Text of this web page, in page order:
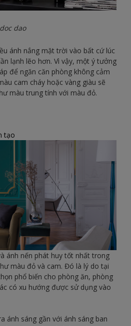
dao
ánh nắng mặt trời vào bất cứ lúc
lạnh lẽo hơn. Vì vậy, một ý tưởng
áp để ngăn căn phòng không cảm
cam cháy hoặc vàng giàu sẽ
màu trung tính với màu đỏ.
tạo
ánh nến phát huy tốt nhất trong
màu đỏ và cam. Đó là lý do tại
phổ biến cho phòng ăn, phòng
có xu hướng được sử dụng vào
ánh sáng gần với ánh sáng ban